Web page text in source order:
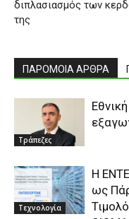
διπλασιασμός των
της
ΠΑΡΟΜΟΙΑ ΑΡΘΡΑ
Τράπεζες
Τεχνολογία
Η
ως